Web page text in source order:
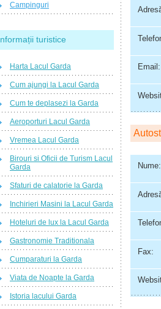
Email:
Nume:
Fax:
Campinguri
Informații turistice
Harta Lacul Garda
Cum ajungi la Lacul Garda
Cum te deplasezi la Garda
Aeroporturi Lacul Garda
Vremea Lacul Garda
Birouri si Oficii de Turism Lacul
Garda
Sfaturi de calatorie la Garda
Inchirieri Masini la Lacul Garda
Hoteluri de lux la Lacul Garda
Gastronomie Traditionala
Cumparaturi la Garda
Viata de Noapte la Garda
Istoria lacului Garda